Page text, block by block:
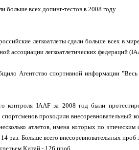
больше всех допинг-тестов в 2008 году
легкоатлеты сдали больше всех в
ассоциации легкоатлетических федераций
Агентство спортивной информации
контроля IAAF за 2008 год были
проходили внесоревновательный
атлетов, имена которых по
раз. Больше всего внесоревновательных
Китай - 126 проб.